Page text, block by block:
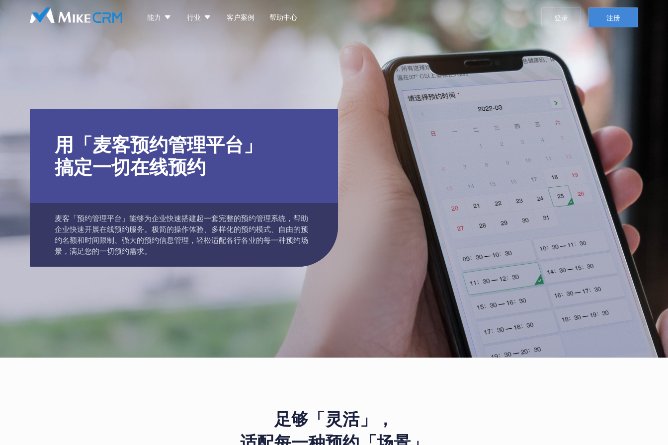
能力  行业  客户案例 帮助中心 登录 注册
用「麦客预约管理平台」
搞定一切在线预约
麦客「预约管理平台」能够为企业快速搭建起一套完整的预约管理系统，帮助
企业快速开展在线预约服务。极简的操作体验、多样化的预约模式、自由的预
约名额和时间限制、强大的预约信息管理，轻松适配各行各业的每一种预约场
景，满足您的一切预约需求。
足够「灵活」，